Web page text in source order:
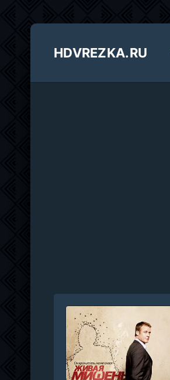
HDVREZKA.RU